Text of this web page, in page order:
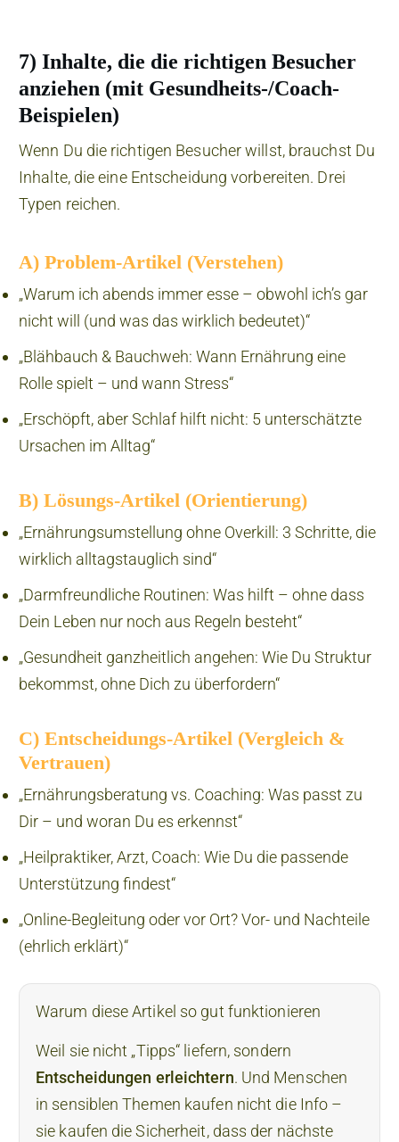
7) Inhalte, die die richtigen Besucher
anziehen (mit Gesundheits-/Coach-
Beispielen)
Wenn Du die richtigen Besucher willst, brauchst Du
Inhalte, die eine Entscheidung vorbereiten. Drei
Typen reichen.
A) Problem-Artikel (Verstehen)
„Warum ich abends immer esse – obwohl ich’s gar
nicht will (und was das wirklich bedeutet)“
„Blähbauch & Bauchweh: Wann Ernährung eine
Rolle spielt – und wann Stress“
„Erschöpft, aber Schlaf hilft nicht: 5 unterschätzte
Ursachen im Alltag“
B) Lösungs-Artikel (Orientierung)
„Ernährungsumstellung ohne Overkill: 3 Schritte, die
wirklich alltagstauglich sind“
„Darmfreundliche Routinen: Was hilft – ohne dass
Dein Leben nur noch aus Regeln besteht“
„Gesundheit ganzheitlich angehen: Wie Du Struktur
bekommst, ohne Dich zu überfordern“
C) Entscheidungs-Artikel (Vergleich &
Vertrauen)
„Ernährungsberatung vs. Coaching: Was passt zu
Dir – und woran Du es erkennst“
„Heilpraktiker, Arzt, Coach: Wie Du die passende
Unterstützung findest“
„Online-Begleitung oder vor Ort? Vor- und Nachteile
(ehrlich erklärt)“
Warum diese Artikel so gut funktionieren
Weil sie nicht „Tipps“ liefern, sondern
Entscheidungen erleichtern. Und Menschen
in sensiblen Themen kaufen nicht die Info –
sie kaufen die Sicherheit, dass der nächste